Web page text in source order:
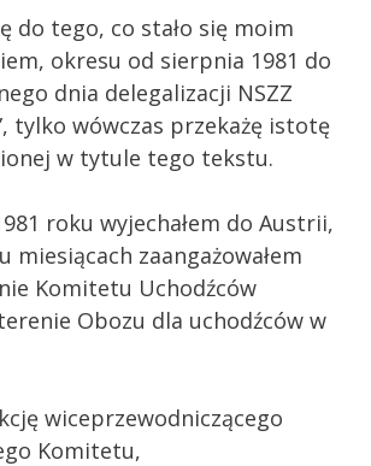
do tego, co stało się moim
okresu od sierpnia 1981 do
dnia delegalizacji NSZZ
tylko wówczas przekażę istotę
w tytule tego tekstu.
roku wyjechałem do Austrii,
miesiącach zaangażowałem
Komitetu Uchodźców
Obozu dla uchodźców w
wiceprzewodniczącego
Komitetu,